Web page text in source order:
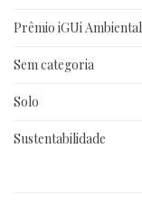
Prêmio iGUi Ambiental
Sem categoria
Solo
Sustentabilidade